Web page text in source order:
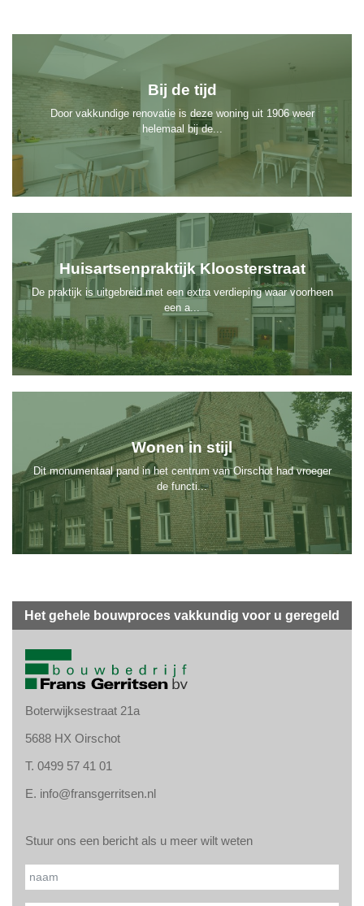
Bij de tijd
Door vakkundige renovatie is deze woning uit 1906 weer
helemaal bij de...
Huisartsenpraktijk Kloosterstraat
De praktijk is uitgebreid met een extra verdieping waar voorheen
een a...
Wonen in stijl
Dit monumentaal pand in het centrum van Oirschot had vroeger
de functi...
Het gehele bouwproces vakkundig voor u geregeld
Boterwijksestraat 21a
5688 HX Oirschot
T. 0499 57 41 01
E. info@fransgerritsen.nl
Stuur ons een bericht als u meer wilt weten
dit veld
Naam*